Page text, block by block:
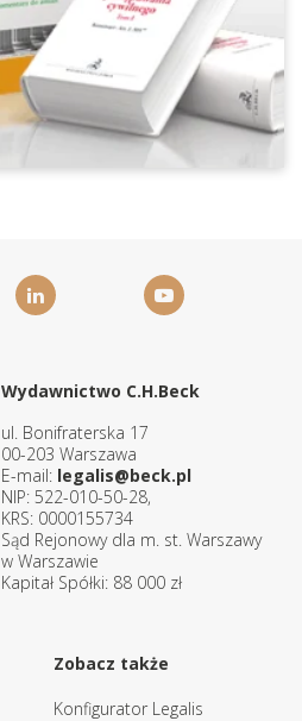
Wydawnictwo C.H.Beck
ul. Bonifraterska 17
00-203 Warszawa
E-mail: legalis@beck.pl
NIP: 522-010-50-28,
KRS: 0000155734
Sąd Rejonowy dla m. st. Warszawy
w Warszawie
Kapitał Spółki: 88 000 zł
Zobacz także
Konfigurator Legalis